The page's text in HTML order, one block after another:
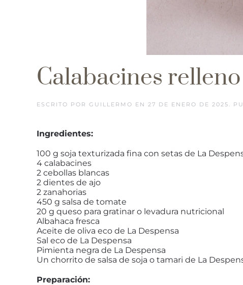
Calabacines
ESCRITO POR GUILLERMO EN 27 DE ENERO DE 2025 .
Ingredientes:
100 g soja texturizada fina con setas de La
4 calabacines
2 cebollas blancas
2 dientes de ajo
2 zanahorias
450 g salsa de tomate
20 g queso para gratinar o levadura nutricional
Albahaca fresca
Aceite de oliva eco de La Despensa
Sal eco de La Despensa
Pimienta negra de La Despensa
Un chorrito de salsa de soja o tamari de La
Preparación: